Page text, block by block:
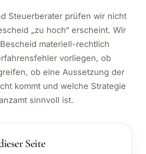
Steuerberater prüfen wir nicht
„zu hoch“ erscheint. Wir
materiell-rechtlich
vorliegen, ob
ob eine Aussetzung der
kommt und welche Strategie
sinnvoll ist.
Seite